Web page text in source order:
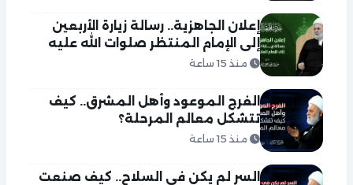
إعلان الجاهزية.. رسالة زيارة الأربعين
إلى الإمام المنتظر صلوات الله عليه
منذ 15 ساعة
الفرج الموعود وأهل المشرق.. كيف
تتشكل معالم المرحلة؟
منذ 15 ساعة
السر لم يكن في السلاح.. كيف صنعت